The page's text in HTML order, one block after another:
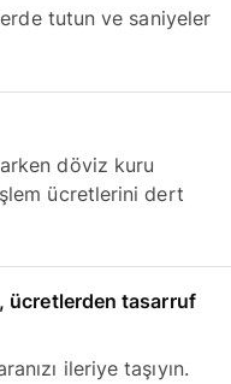
tutun ve saniyeler
döviz kuru
ücretlerini dert
ücretlerden tasarruf
ileriye taşıyın.